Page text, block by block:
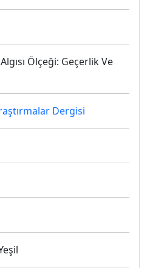
Ölçeği: Geçerlik Ve
Dergisi